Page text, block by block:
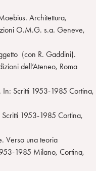
Architettura,
O.M.G. s.a. Geneve,
(con R. Gaddini).
dell’Ateneo, Roma
In: Scritti 1953-1985 Cortina,
Scritti 1953-1985 Cortina,
Verso una teoria
1985 Milano, Cortina,